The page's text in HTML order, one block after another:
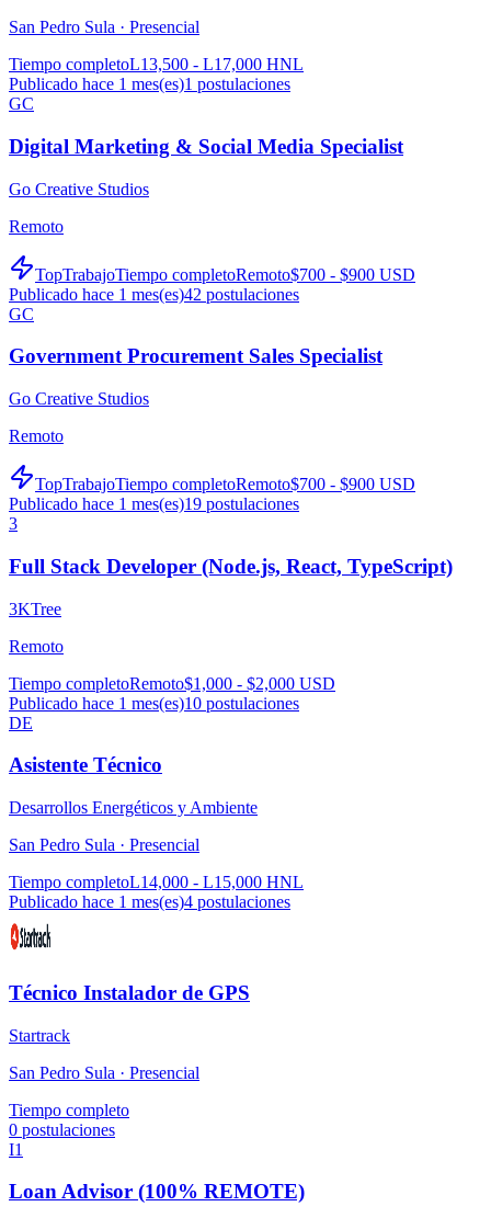
San Pedro Sula · Presencial
Tiempo completoL13,500 - L17,000 HNL
Publicado hace 1 mes(es)1 postulaciones
GC
Digital Marketing & Social Media Specialist
Go Creative Studios
Remoto
TopTrabajoTiempo completoRemoto$700 - $900 USD
Publicado hace 1 mes(es)42 postulaciones
GC
Government Procurement Sales Specialist
Go Creative Studios
Remoto
TopTrabajoTiempo completoRemoto$700 - $900 USD
Publicado hace 1 mes(es)19 postulaciones
3
Full Stack Developer (Node.js, React, TypeScript)
3KTree
Remoto
Tiempo completoRemoto$1,000 - $2,000 USD
Publicado hace 1 mes(es)10 postulaciones
DE
Asistente Técnico
Desarrollos Energéticos y Ambiente
San Pedro Sula · Presencial
Tiempo completoL14,000 - L15,000 HNL
Publicado hace 1 mes(es)4 postulaciones
Técnico Instalador de GPS
Startrack
San Pedro Sula · Presencial
Tiempo completo
0 postulaciones
I1
Loan Advisor (100% REMOTE)